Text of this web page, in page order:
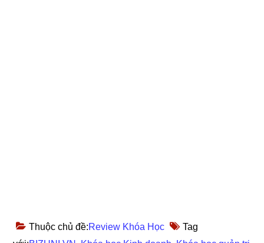
Thuộc chủ đề:Review Khóa Học
Tag